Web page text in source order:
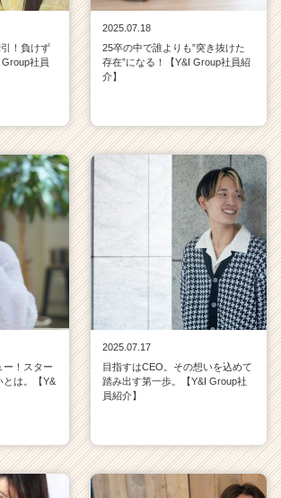
！負けず
社員
2025.07.18
25卒の中で誰よりも”突き抜けた
存在”になる！【Y&I Group社員紹
介】
ー！スター
とは。【Y&
2025.07.17
目指すはCEO。その想いを込めて
踏み出す第一歩。【Y&I Group社
員紹介】